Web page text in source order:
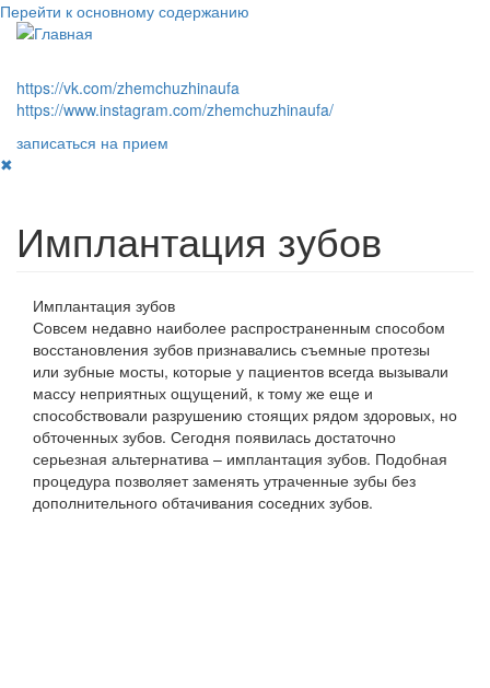
Перейти к основному содержанию
https://vk.com/zhemchuzhinaufa
https://www.instagram.com/zhemchuzhinaufa/
записаться на прием
✖
Имплантация зубов
Имплантация зубов
Совсем недавно наиболее распространенным способом
восстановления зубов признавались съемные протезы
или зубные мосты, которые у пациентов всегда вызывали
массу неприятных ощущений, к тому же еще и
способствовали разрушению стоящих рядом здоровых, но
обточенных зубов. Сегодня появилась достаточно
серьезная альтернатива – имплантация зубов. Подобная
процедура позволяет заменять утраченные зубы без
дополнительного обтачивания соседних зубов.